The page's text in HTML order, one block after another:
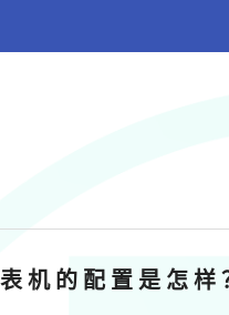
机 的 配 置 是 怎 样